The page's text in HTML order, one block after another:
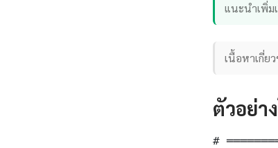
แนะนำเพิ่
เนื้อหาเกี่ย
ตัวอย่า
#